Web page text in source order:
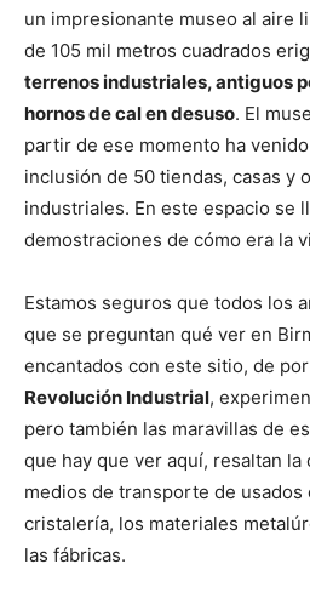
un impresionante museo al aire
de 105 mil metros cuadrados
terrenos industriales, antiguos
hornos de cal en desuso. El
partir de ese momento ha
inclusión de 50 tiendas, casas y
industriales. En este espacio se
demostraciones de cómo era la
Estamos seguros que todos los
que se preguntan qué ver en
encantados con este sitio, de
Revolución Industrial,
pero también las maravillas de
que hay que ver aquí, resaltan
medios de transporte de usados
cristalería, los materiales
las fábricas.